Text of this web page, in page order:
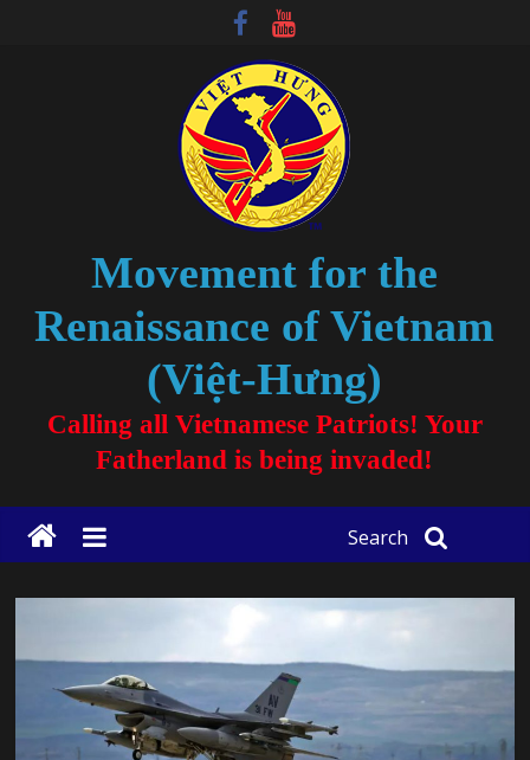
Movement for the
Renaissance of Vietnam
(Việt-Hưng)
Calling all Vietnamese Patriots! Your
Fatherland is being invaded!
Search